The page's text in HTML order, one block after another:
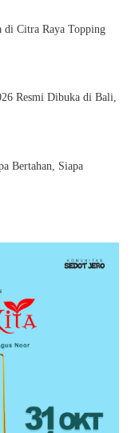
di Citra Raya Topping
Resmi Dibuka di Bali,
Bertahan, Siapa